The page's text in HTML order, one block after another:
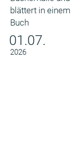
01.07.
2026